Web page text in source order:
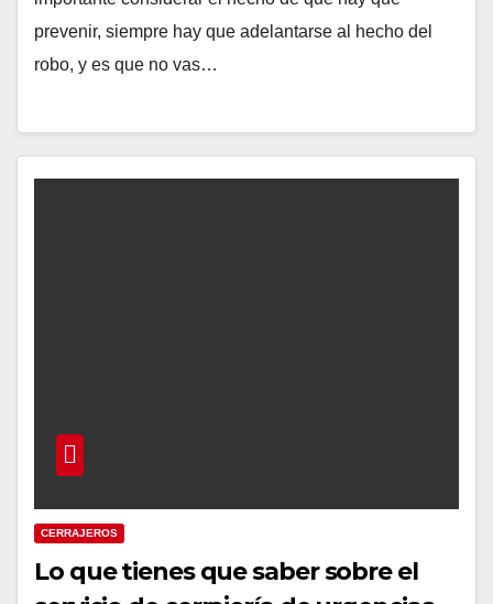
prevenir, siempre hay que adelantarse al hecho del
robo, y es que no vas…
CERRAJEROS
Lo que tienes que saber sobre el